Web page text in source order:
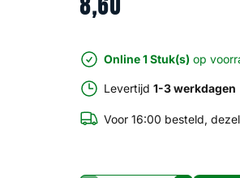
8,60
Online 1 Stuk(s) op
Levertijd 1-3 werkdagen
Voor 16:00 besteld,